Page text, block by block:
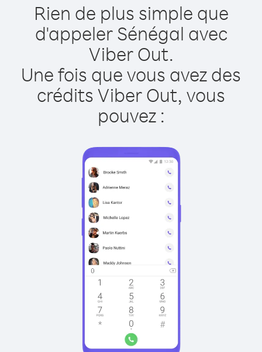
Rien de plus simple que
d'appeler Sénégal avec
Viber Out.
Une fois que vous avez des
crédits Viber Out, vous
pouvez :